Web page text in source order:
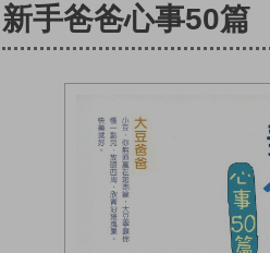
新手爸爸心事50篇